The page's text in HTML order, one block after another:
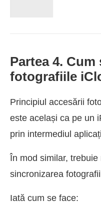
Partea 4.
fotografiile
Principiul accesării
este același ca pe un
prin intermediul
În mod similar,
sincronizarea
Iată cum se face: